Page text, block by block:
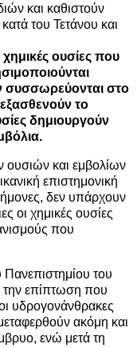
και καθιστούν
του Τετάνου και
ουσίες που
συσσωρεύονται στο
το
δημιουργούν
ουσιών και εμβολίων
επιστημονική
δεν υπάρχουν
οι χημικές ουσίες
που
Πανεπιστημίου του
την επίπτωση που
υδρογονάνθρακες
ακόμη και
ενώ μετά τη